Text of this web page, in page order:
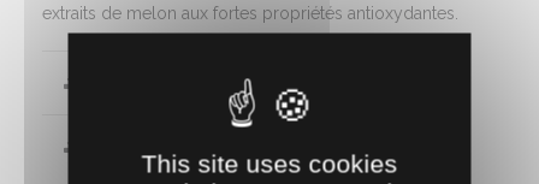
extraits de melon aux fortes propriétés antioxydantes.
This site uses cookies